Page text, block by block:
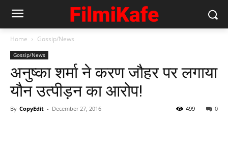
Home Gossip/News
Gossip/News
अनुष्‍का शर्मा ने करण जौहर पर लगाया
यौन उत्पीड़न का आरोप!
By CopyEdit - December 27, 2016 0
499